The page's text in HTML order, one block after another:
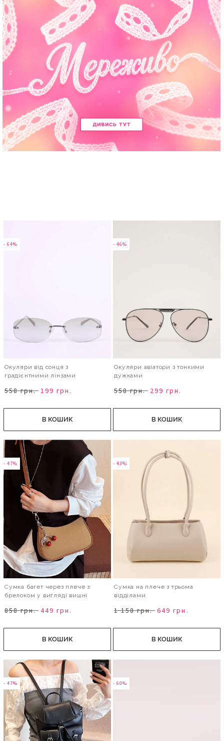
- 64%
Окуляри від сонця з
градієнтними лінзами
558 грн. 199 грн.
В КОШИК
- 46%
Окуляри авіатори з тонкими
дужками
558 грн. 299 грн.
В КОШИК
- 47%
Сумка багет через плече з
брелоком у вигляді вишні
858 грн. 449 грн.
В КОШИК
- 43%
Сумка на плече з трьома
відділами
1 158 грн. 649 грн.
В КОШИК
- 47% - 60%